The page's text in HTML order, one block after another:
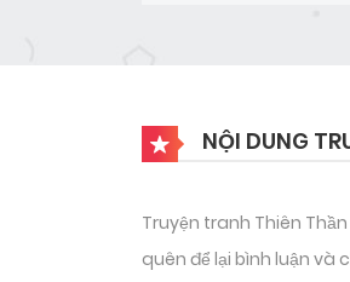
NỘI DUNG
Truyện tranh Thiên
quên để lại bình luận và